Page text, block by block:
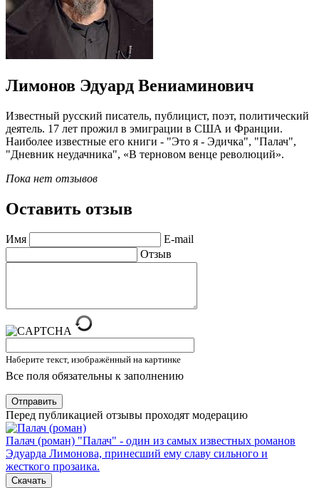
Лимонов Эдуард Вениаминович
Известный русский писатель, публицист, поэт, политический
деятель. 17 лет прожил в эмиграции в США и Франции.
Наиболее известные его книги - "Это я - Эдичка", "Палач",
"Дневник неудачника", «В терновом венце революций».
Пока нет отзывов
Оставить отзыв
Имя
E-mail
Отзыв
Наберите текст, изображённый на картинке
Все поля обязательны к заполнению
Отправить
Перед публикацией отзывы проходят модерацию
Палач (роман) "Палач" - один из самых известных романов
Эдуарда Лимонова, принесший ему славу сильного и
жесткого прозаика.
Скачать